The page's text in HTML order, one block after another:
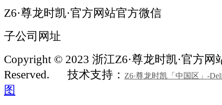
Z6·尊龙时凯·官方网站官方微信
子公司网址
Copyright © 2023 浙江Z6·尊龙时凯·官方网
Reserved.
技术支持： Z6·尊龙时凯「中国区」-
图